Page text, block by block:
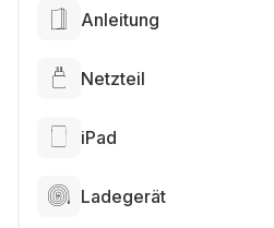
Anleitung
Netzteil
iPad
Ladegerät